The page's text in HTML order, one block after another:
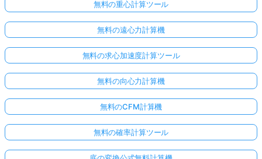
無料の重心計算ツール
無料の遠心力計算機
無料の求心加速度計算ツール
無料の向心力計算機
無料のCFM計算機
無料の確率計算ツール